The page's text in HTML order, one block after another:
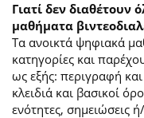
Γιατί δεν διαθέτουν
μαθήματα
Τα ανοικτά ψηφιακά
κατηγορίες και
ως εξής: περιγραφή
κλειδιά και βασικοί
ενότητες, σημειώσεις